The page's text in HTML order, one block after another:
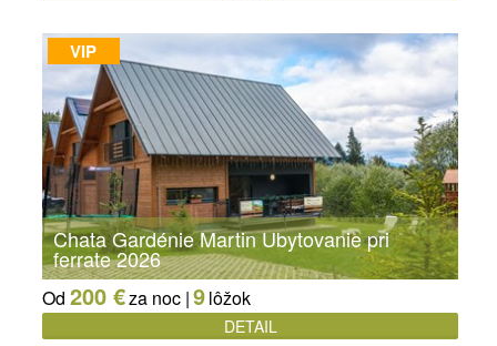
VIP
Chata Gardénie Martin Ubytovanie pri
ferrate 2026
Od 200 €za noc |9lôžok
DETAIL